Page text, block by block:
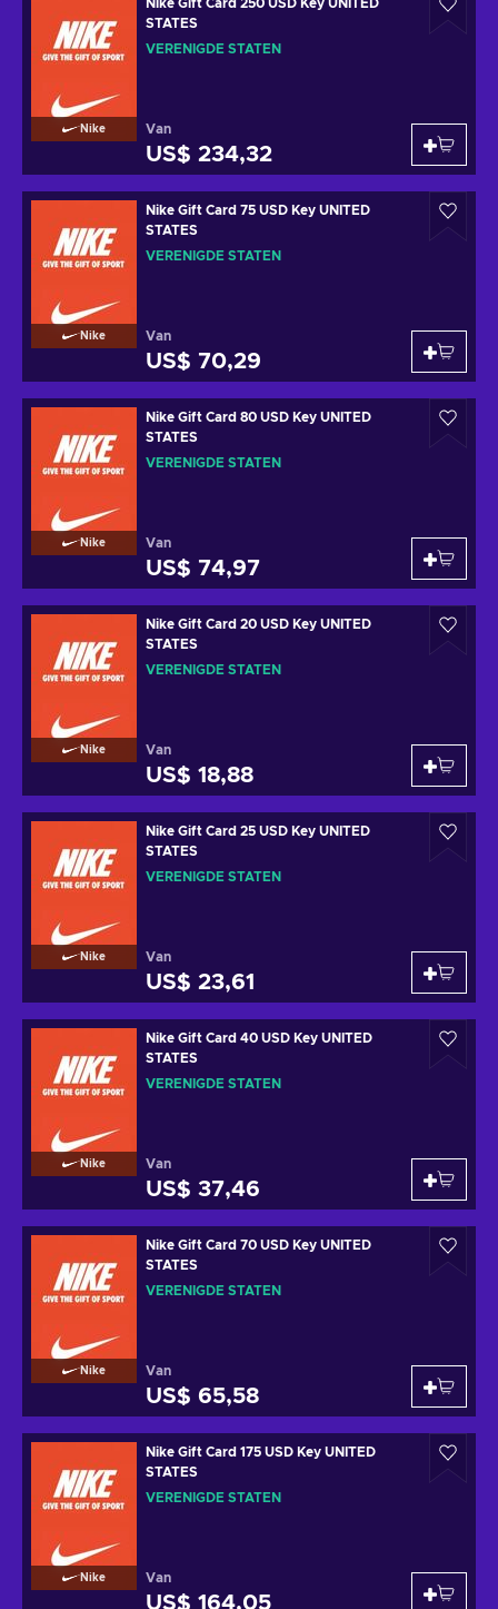
Nike
Nike Gift Card 250 USD Key UNITED
STATES
VERENIGDE STATEN
Van
US$ 234,32
Nike
Nike Gift Card 75 USD Key UNITED
STATES
VERENIGDE STATEN
Van
US$ 70,29
Nike
Nike Gift Card 80 USD Key UNITED
STATES
VERENIGDE STATEN
Van
US$ 74,97
Nike
Nike Gift Card 20 USD Key UNITED
STATES
VERENIGDE STATEN
Van
US$ 18,88
Nike
Nike Gift Card 25 USD Key UNITED
STATES
VERENIGDE STATEN
Van
US$ 23,61
Nike
Nike Gift Card 40 USD Key UNITED
STATES
VERENIGDE STATEN
Van
US$ 37,46
Nike
Nike Gift Card 70 USD Key UNITED
STATES
VERENIGDE STATEN
Van
US$ 65,58
Nike
Nike Gift Card 175 USD Key UNITED
STATES
VERENIGDE STATEN
Van
US$ 164,05